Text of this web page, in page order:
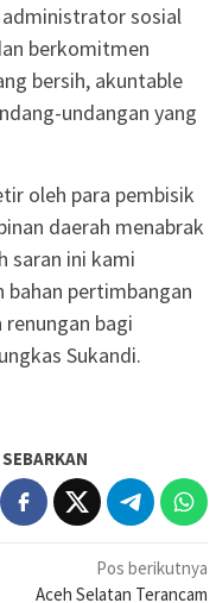
sosial
berkomitmen
bersih, akuntable
undangan yang
oleh para pembisik
daerah menabrak
saran ini kami
pertimbangan
bagi
Sukandi.
SEBARKAN
Pos berikutnya
Aceh Selatan Terancam